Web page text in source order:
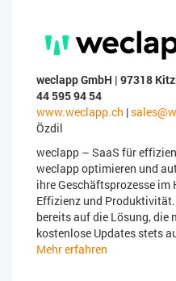
weclapp GmbH | 97318
44 595 94 54
www.weclapp.ch |
Özdil
weclapp – SaaS für
weclapp optimieren und
ihre Geschäftsprozesse
Effizienz und
bereits auf die Lösung, die
kostenlose Updates stets
Mehr erfahren